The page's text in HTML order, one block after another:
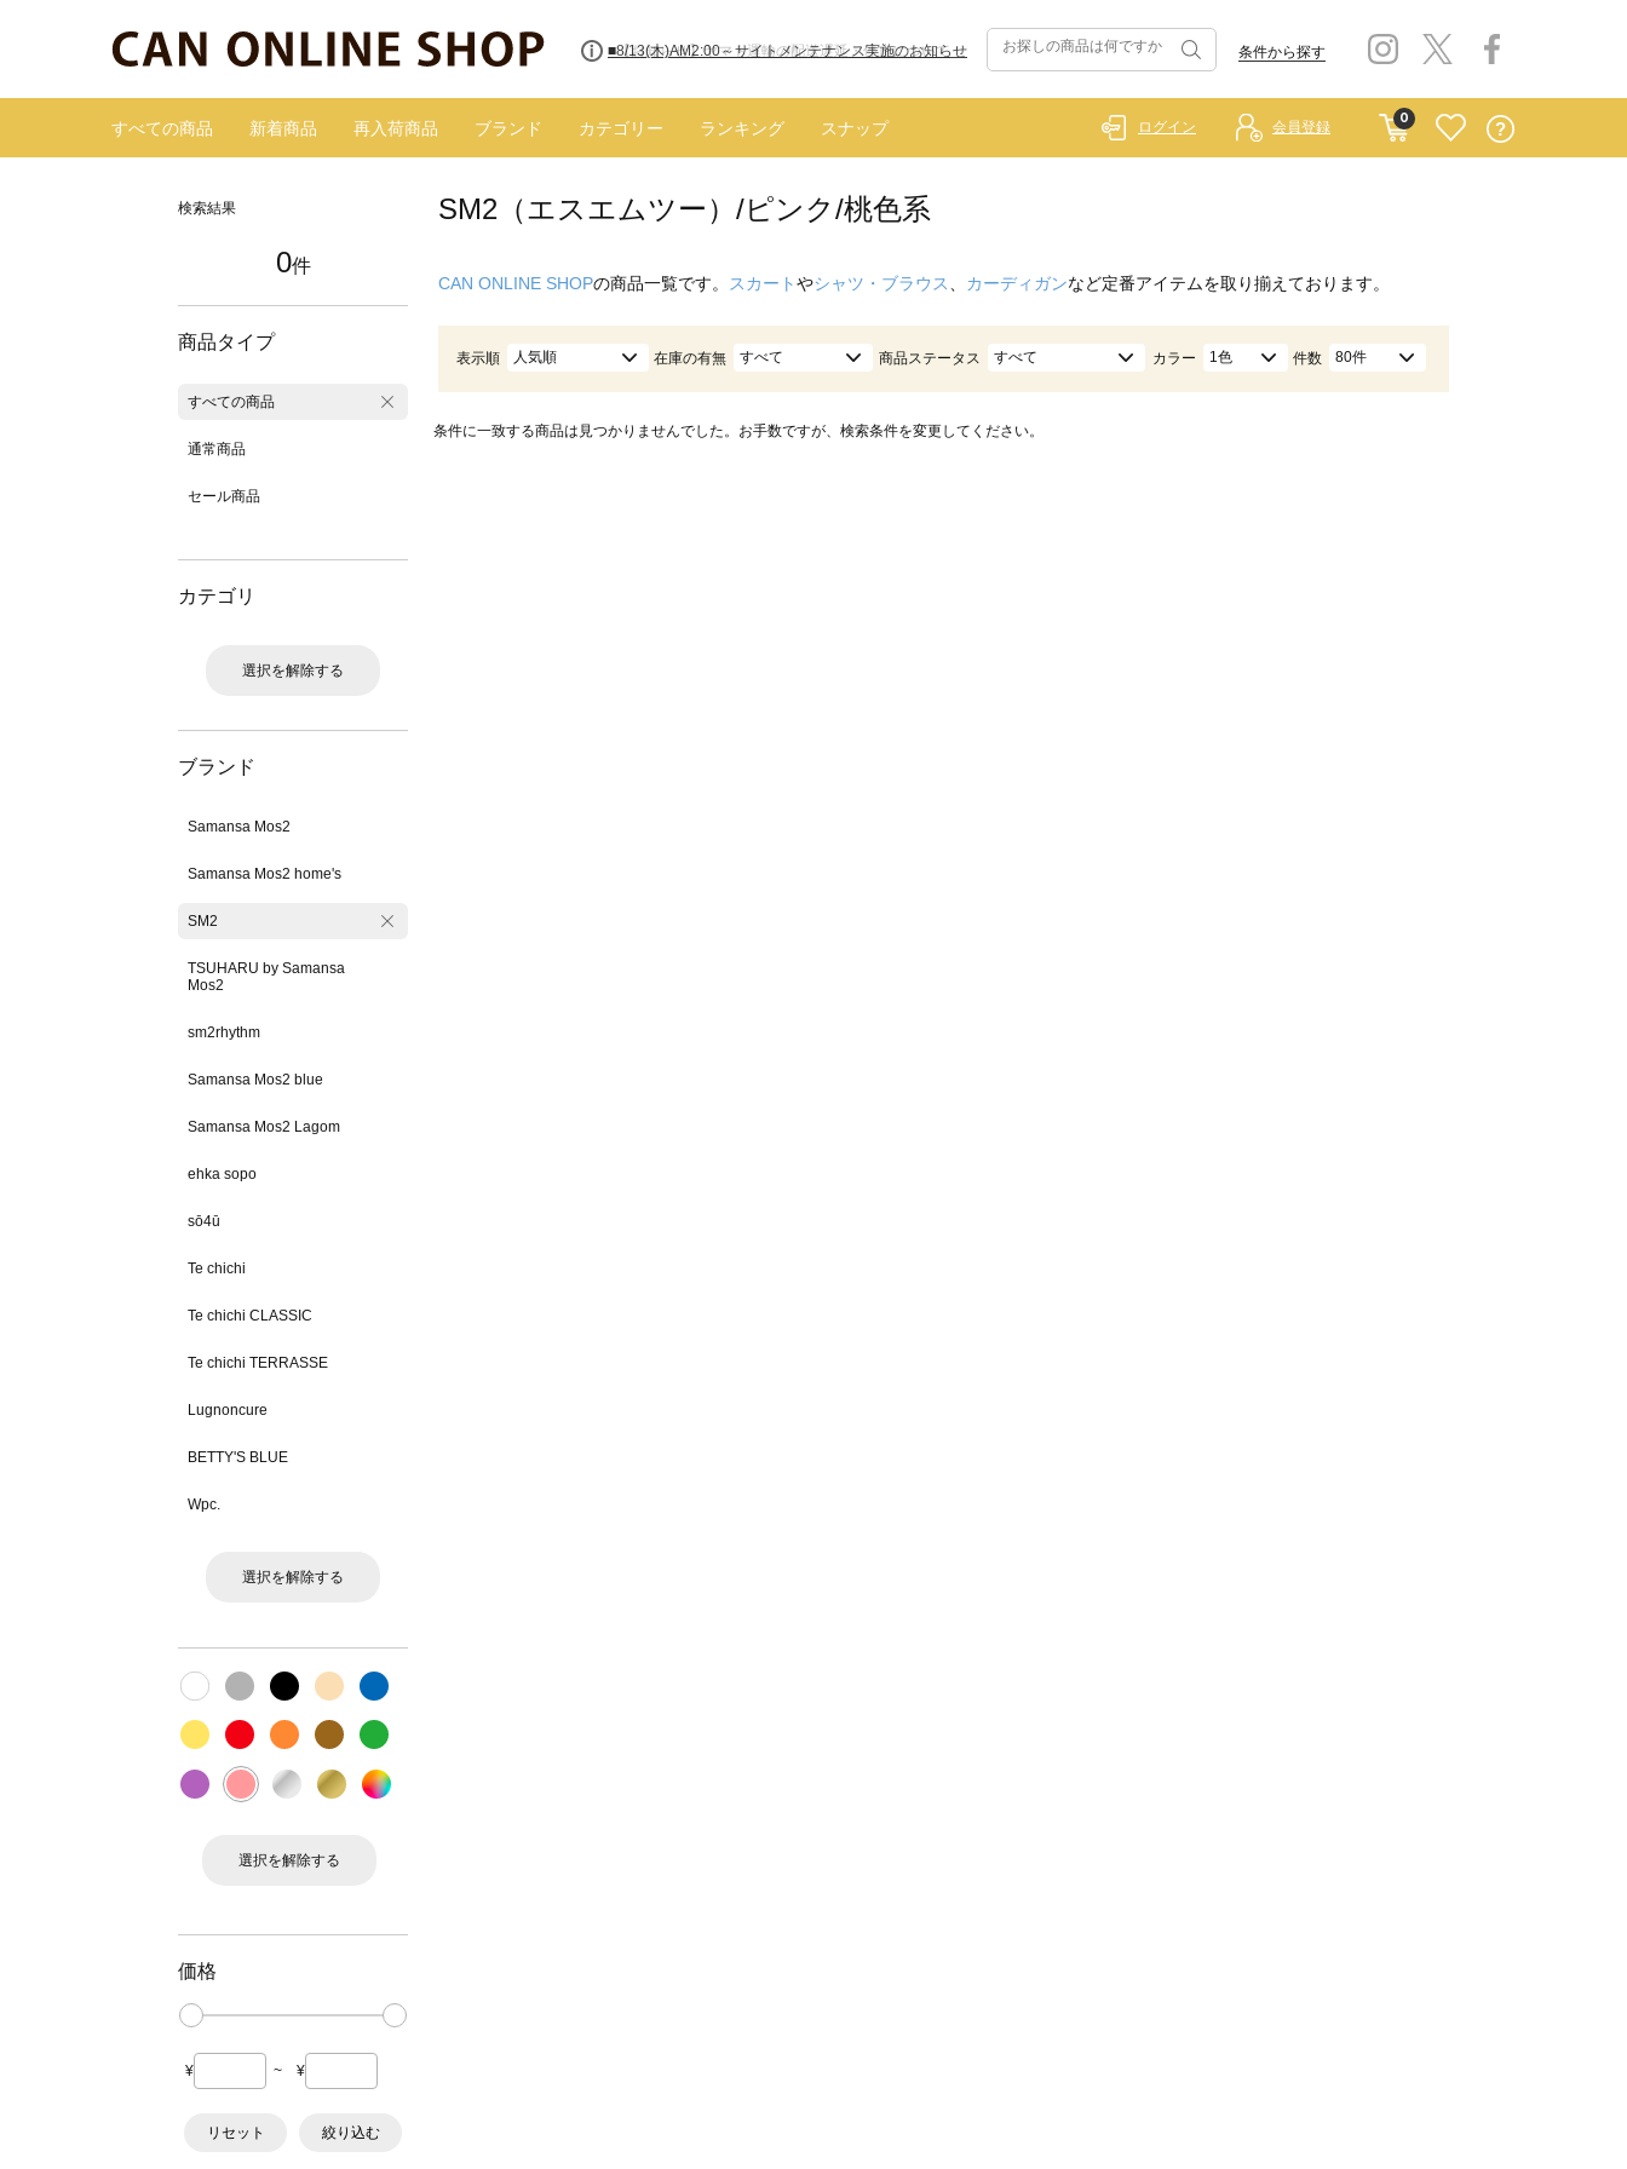
■8/13(木)AM2:00～サイトメンテナンス実施のお知らせ 条件から探す
すべての商品 新着商品 再入荷商品 ブランド カテゴリー ランキング スナップ
0
ログイン 会員登録
検索結果
0件
商品タイプ
すべての商品
通常商品
セール商品
カテゴリ
選択を解除する
ブランド
Samansa Mos2
Samansa Mos2 home's
SM2
TSUHARU by Samansa
Mos2
sm2rhythm
Samansa Mos2 blue
Samansa Mos2 Lagom
ehka sopo
sō4ū
Te chichi
Te chichi CLASSIC
Te chichi TERRASSE
Lugnoncure
BETTY'S BLUE
Wpc.
選択を解除する
選択を解除する
価格
¥ ~ ¥
リセット 絞り込む
SM2（エスエムツー）/ピンク/桃色系
CAN ONLINE SHOPの商品一覧です。 スカートやシャツ・ブラウス カーディガンなど定番アイテムを取り揃えております。
表示順 人気順 在庫の有無 すべて 商品ステータス すべて カラー 1色 件数 80件
条件に一致する商品は見つかりませんでした。お手数ですが、検索条件を変更してください。